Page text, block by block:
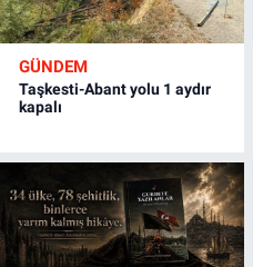
GÜNDEM
Taşkesti-Abant yolu 1 aydır
kapalı